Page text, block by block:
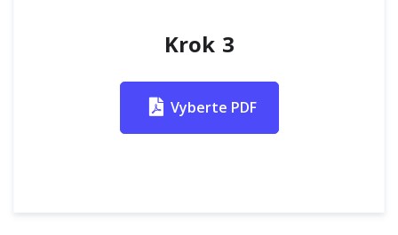
Krok 3
Vyberte PDF